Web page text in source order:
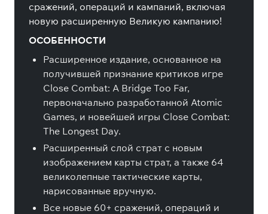
сражений, операций и кампаний, включая
новую расширенную Великую кампанию!
ОСОБЕННОСТИ
Расширенное издание, основанное на
получившей признание критиков игре
Close Combat: A Bridge Too Far,
первоначально разработанной Atomic
Games, и новейшей игры Close Combat:
The Longest Day.
Расширенный слой страт с новым
изображением карты страт, а также 64
великолепные тактические карты,
нарисованные вручную.
Все новые 60+ сражений, операций и